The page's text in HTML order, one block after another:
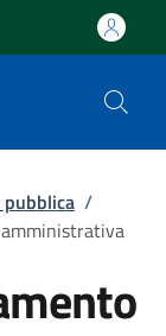
pubblica /
amministrativa